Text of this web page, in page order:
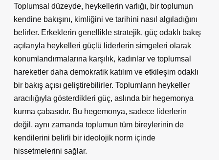
Toplumsal düzeyde, heykellerin varlığı, bir toplumun
kendine bakışını, kimliğini ve tarihini nasıl algıladığını
belirler. Erkeklerin genellikle stratejik, güç odaklı bakış
açılarıyla heykelleri güçlü liderlerin simgeleri olarak
konumlandırmalarına karşılık, kadınlar ve toplumsal
hareketler daha demokratik katılım ve etkileşim odaklı
bir bakış açısı geliştirebilirler. Toplumların heykeller
aracılığıyla gösterdikleri güç, aslında bir hegemonya
kurma çabasıdır. Bu hegemonya, sadece liderlerin
değil, aynı zamanda toplumun tüm bireylerinin de
kendilerini belirli bir ideolojik norm içinde
hissetmelerini sağlar.